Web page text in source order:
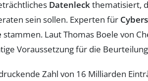
Datenleckthematisiert,
sein sollen. Experten für
stammen. Laut Thomas Boele von
Voraussetzung für die
Zahl von 16 Milliarden